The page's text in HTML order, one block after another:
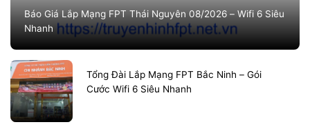
Báo Giá Lắp Mạng FPT Thái Nguyên 08/2026 – Wifi 6 Siêu
Nhanh
Tổng Đài Lắp Mạng FPT Bắc Ninh – Gói
Cước Wifi 6 Siêu Nhanh